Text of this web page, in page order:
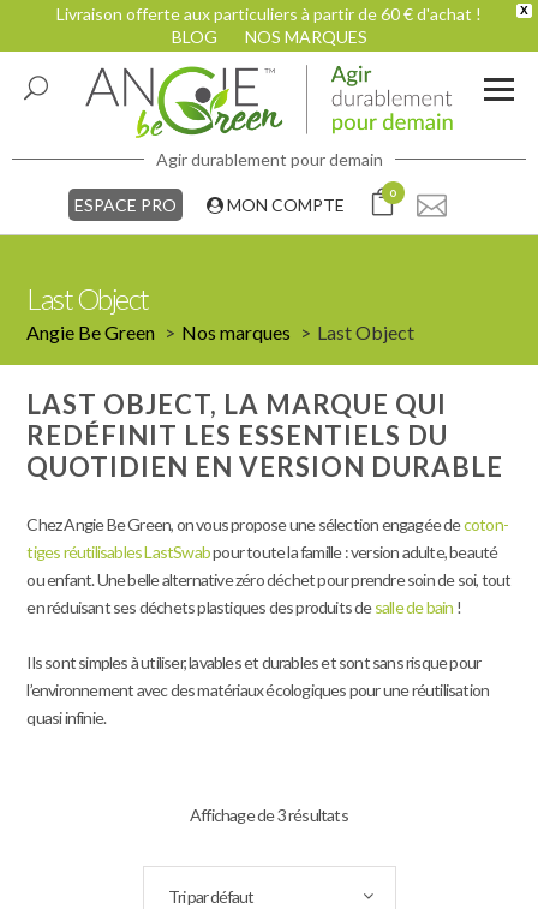
X
Livraison offerte aux particuliers à partir de 60 € d'achat !
BLOG
NOS MARQUES
Agir durablement pour demain
ESPACE PRO MON COMPTE
0
Last Object
Angie Be Green Nos marques Last Object
LAST OBJECT, LA MARQUE QUI
REDÉFINIT LES ESSENTIELS DU
QUOTIDIEN EN VERSION DURABLE
Chez Angie Be Green, on vous propose une sélection engagée decoton-
tiges réutilisables LastSwabpour toute la famille : version adulte, beauté
ou enfant. Une belle alternative zéro déchet pour prendre soin de soi, tout
en réduisant ses déchets plastiques des produits desalle de bain !
Ils sont simples à utiliser, lavables et durables et sont sans risque pour
l’environnement avec des matériaux écologiques pour une réutilisation
quasi infinie.
Affichage de 3 résultats
Tri par défaut